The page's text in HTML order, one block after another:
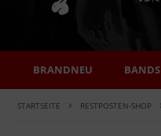
BRANDNEU BANDS
STARTSEITE RESTPOSTEN-SHOP